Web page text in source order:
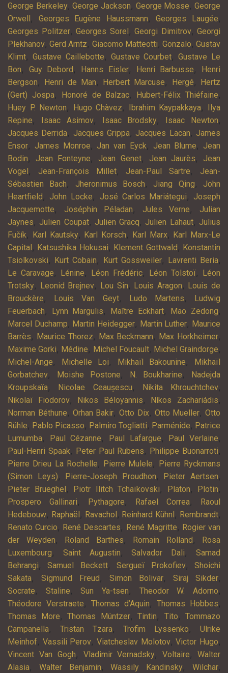
George Berkeley,George Jackson, George Mosse,George
Orwell , Georges Eugène Haussmann,Georges Laugée,
Georges Politzer, Georges Sorel , Georgi Dimitrov, Georgi
Plekhanov,Gerd Arntz, Giacomo Matteotti, Gonzalo,Gustav
Klimt, Gustave Caillebotte, Gustave Courbet,Gustave Le
Bon, Guy Debord , Hanns Eisler, Henri Barbusse,
Henri
Bergson, Henri de Man, Herbert Marcuse, Hergé,
Hertz
(Gert) Jospa, Honoré de Balzac, Hubert-Félix Thiéfaine,
Huey P. Newton, Hugo Chàvez, Ibrahim Kaypakkaya,
Ilya
Repine, Isaac Asimov, Isaac Brodsky, Isaac Newton,
Jacques Derrida, Jacques Grippa, Jacques Lacan, James
Ensor, James Monroe, Jan van Eyck, Jean Blume, Jean
Bodin, Jean Fonteyne, Jean Genet, Jean Jaurès, Jean
Vogel , Jean-François Millet, Jean-Paul Sartre, Jean-
Sébastien Bach, Jheronimus Bosch, Jiang Qing, John
Heartfield , John Locke, José Carlos Mariátegui, Joseph
Jacquemotte, Joséphin Péladan, Jules Verne, Julian
Jaynes, Julien Coupat, Julien Gracq, Julien Lahaut, Julius
Fučík, Karl Kautsky, Karl Korsch, Karl Marx, Karl Marx-Le
Capital , Katsushika Hokusai, Klement Gottwald , Konstantin
Tsiolkovski, Kurt Cobain, Kurt Gossweiler, Lavrenti Beria,
Le Caravage, Lénine, Léon Frédéric, Léon Tolstoï,
Léon
Trotsky, Leonid Brejnev, Lou Sin, Louis Aragon, Louis de
Brouckère, Louis Van Geyt, Ludo Martens,
Ludwig
Feuerbach, Lynn Margulis, Maître Eckhart, Mao Zedong,
Marcel Duchamp, Martin Heidegger, Martin Luther, Maurice
Barrès, Maurice Thorez, Max Beckmann, Max Horkheimer,
Maxime Gorki, Médine, Michel Foucault, Michel Graindorge,
Michel-Ange, Michelle Loi, Mikhaïl Bakounine,
Mikhaïl
Gorbatchev, Moishe Postone, N. Boukharine,
Nadejda
Kroupskaïa, Nicolae Ceaușescu, Nikita Khrouchtchev,
Nikolaï Fiodorov, Nikos Béloyannis, Níkos Zachariádis,
Norman Béthune, Orhan Bakir, Otto Dix, Otto Mueller, Otto
Rühle, Pablo Picasso, Palmiro Togliatti, Parménide, Patrice
Lumumba, Paul Cézanne, Paul Lafargue, Paul Verlaine,
Paul-Henri Spaak, Peter Paul Rubens, Philippe Buonarroti,
Pierre Drieu La Rochelle, Pierre Mulele,
Pierre Ryckmans
(Simon Leys), Pierre-Joseph Proudhon, Pieter Aertsen,
Pieter Brueghel , Piotr Ilitch Tchaïkovski, Platon, Plotin,
Prospero Gallinari, Pythagore, Rafael Correa,
Raoul
Hedebouw, Raphaël , Ravachol , Reinhard Kühnl , Rembrandt,
Renato Curcio, René Descartes, René Magritte, Rogier van
der Weyden, Roland Barthes, Romain Rolland ,
Rosa
Luxembourg, Saint Augustin,Salvador Dali,Samad
Behrangi,Samuel Beckett,Sergueï Prokofiev,Shoichi
Sakata, Sigmund Freud , Simon Bolivar, Siraj Sikder,
Socrate, Staline,Sun Ya-tsen, Theodor W. Adorno,
Théodore Verstraete, Thomas d’Aquin, Thomas Hobbes,
Thomas More, Thomas Müntzer, Tintin, Tito, Tommazo
Campanella, Tristan Tzara,Trofim Lyssenko,Ulrike
Meinhof, Vassili Perov,Viatcheslav Molotov,Victor Hugo,
Vincent Van Gogh, Vladimir Vernadsky,Voltaire,Walter
Alasia, Walter Benjamin,Wassily Kandinsky,Wilchar,